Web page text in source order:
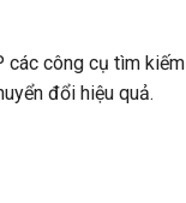
các công cụ tìm kiếm
đổi hiệu quả.